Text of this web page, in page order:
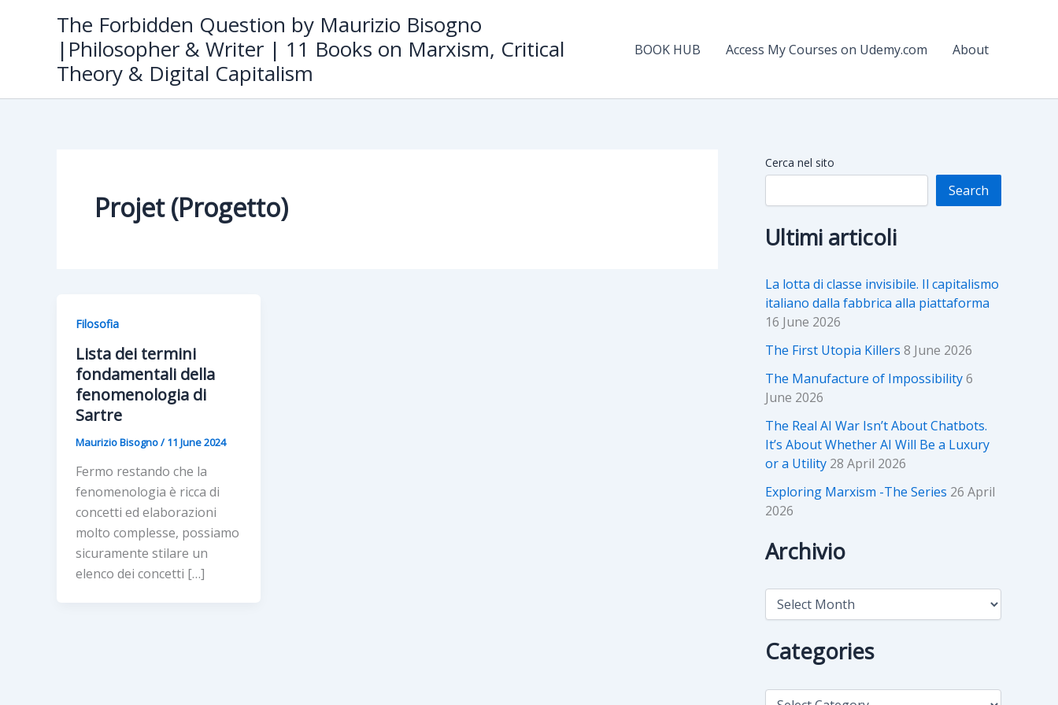
The Forbidden Question by Maurizio Bisogno
|Philosopher & Writer | 11 Books on Marxism, Critical
Theory & Digital Capitalism
BOOK HUB Access My Courses on Udemy.com About
Projet (Progetto)
Filosofia
Lista dei termini
fondamentali della
fenomenologia di
Sartre
Maurizio Bisogno/11 June 2024
Fermo restando che la
fenomenologia è ricca di
concetti ed elaborazioni
molto complesse, possiamo
sicuramente stilare un
elenco dei concetti […]
Cerca nel sito
Search
Ultimi articoli
La lotta di classe invisibile. Il capitalismo
italiano dalla fabbrica alla piattaforma
16 June 2026
The First Utopia Killers 8 June 2026
The Manufacture of Impossibility6
June 2026
The Real AI War Isn’t About Chatbots.
It’s About Whether AI Will Be a Luxury
or a Utility 28 April 2026
Exploring Marxism -The Series 26 April
2026
Archivio
A
h
i
Categories
C